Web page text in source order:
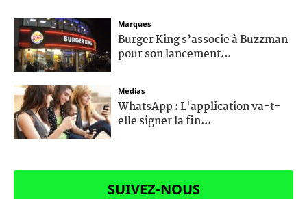
Marques
Burger King s’associe à Buzzman
pour son lancement...
Médias
WhatsApp : L'application va-t-
elle signer la fin...
SUIVEZ-NOUS